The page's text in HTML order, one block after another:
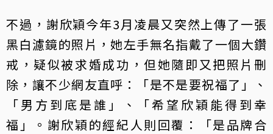
不過，謝欣穎今年3月凌晨又突然上傳了一張
黑白濾鏡的照片，她左手無名指戴了一個大鑽
戒，疑似被求婚成功，但她隨即又把照片刪
除，讓不少網友直呼：「是不是要祝福了」、
「男方到底是誰」、「希望欣穎能得到幸
福」。謝欣穎的經紀人則回覆：「是品牌合